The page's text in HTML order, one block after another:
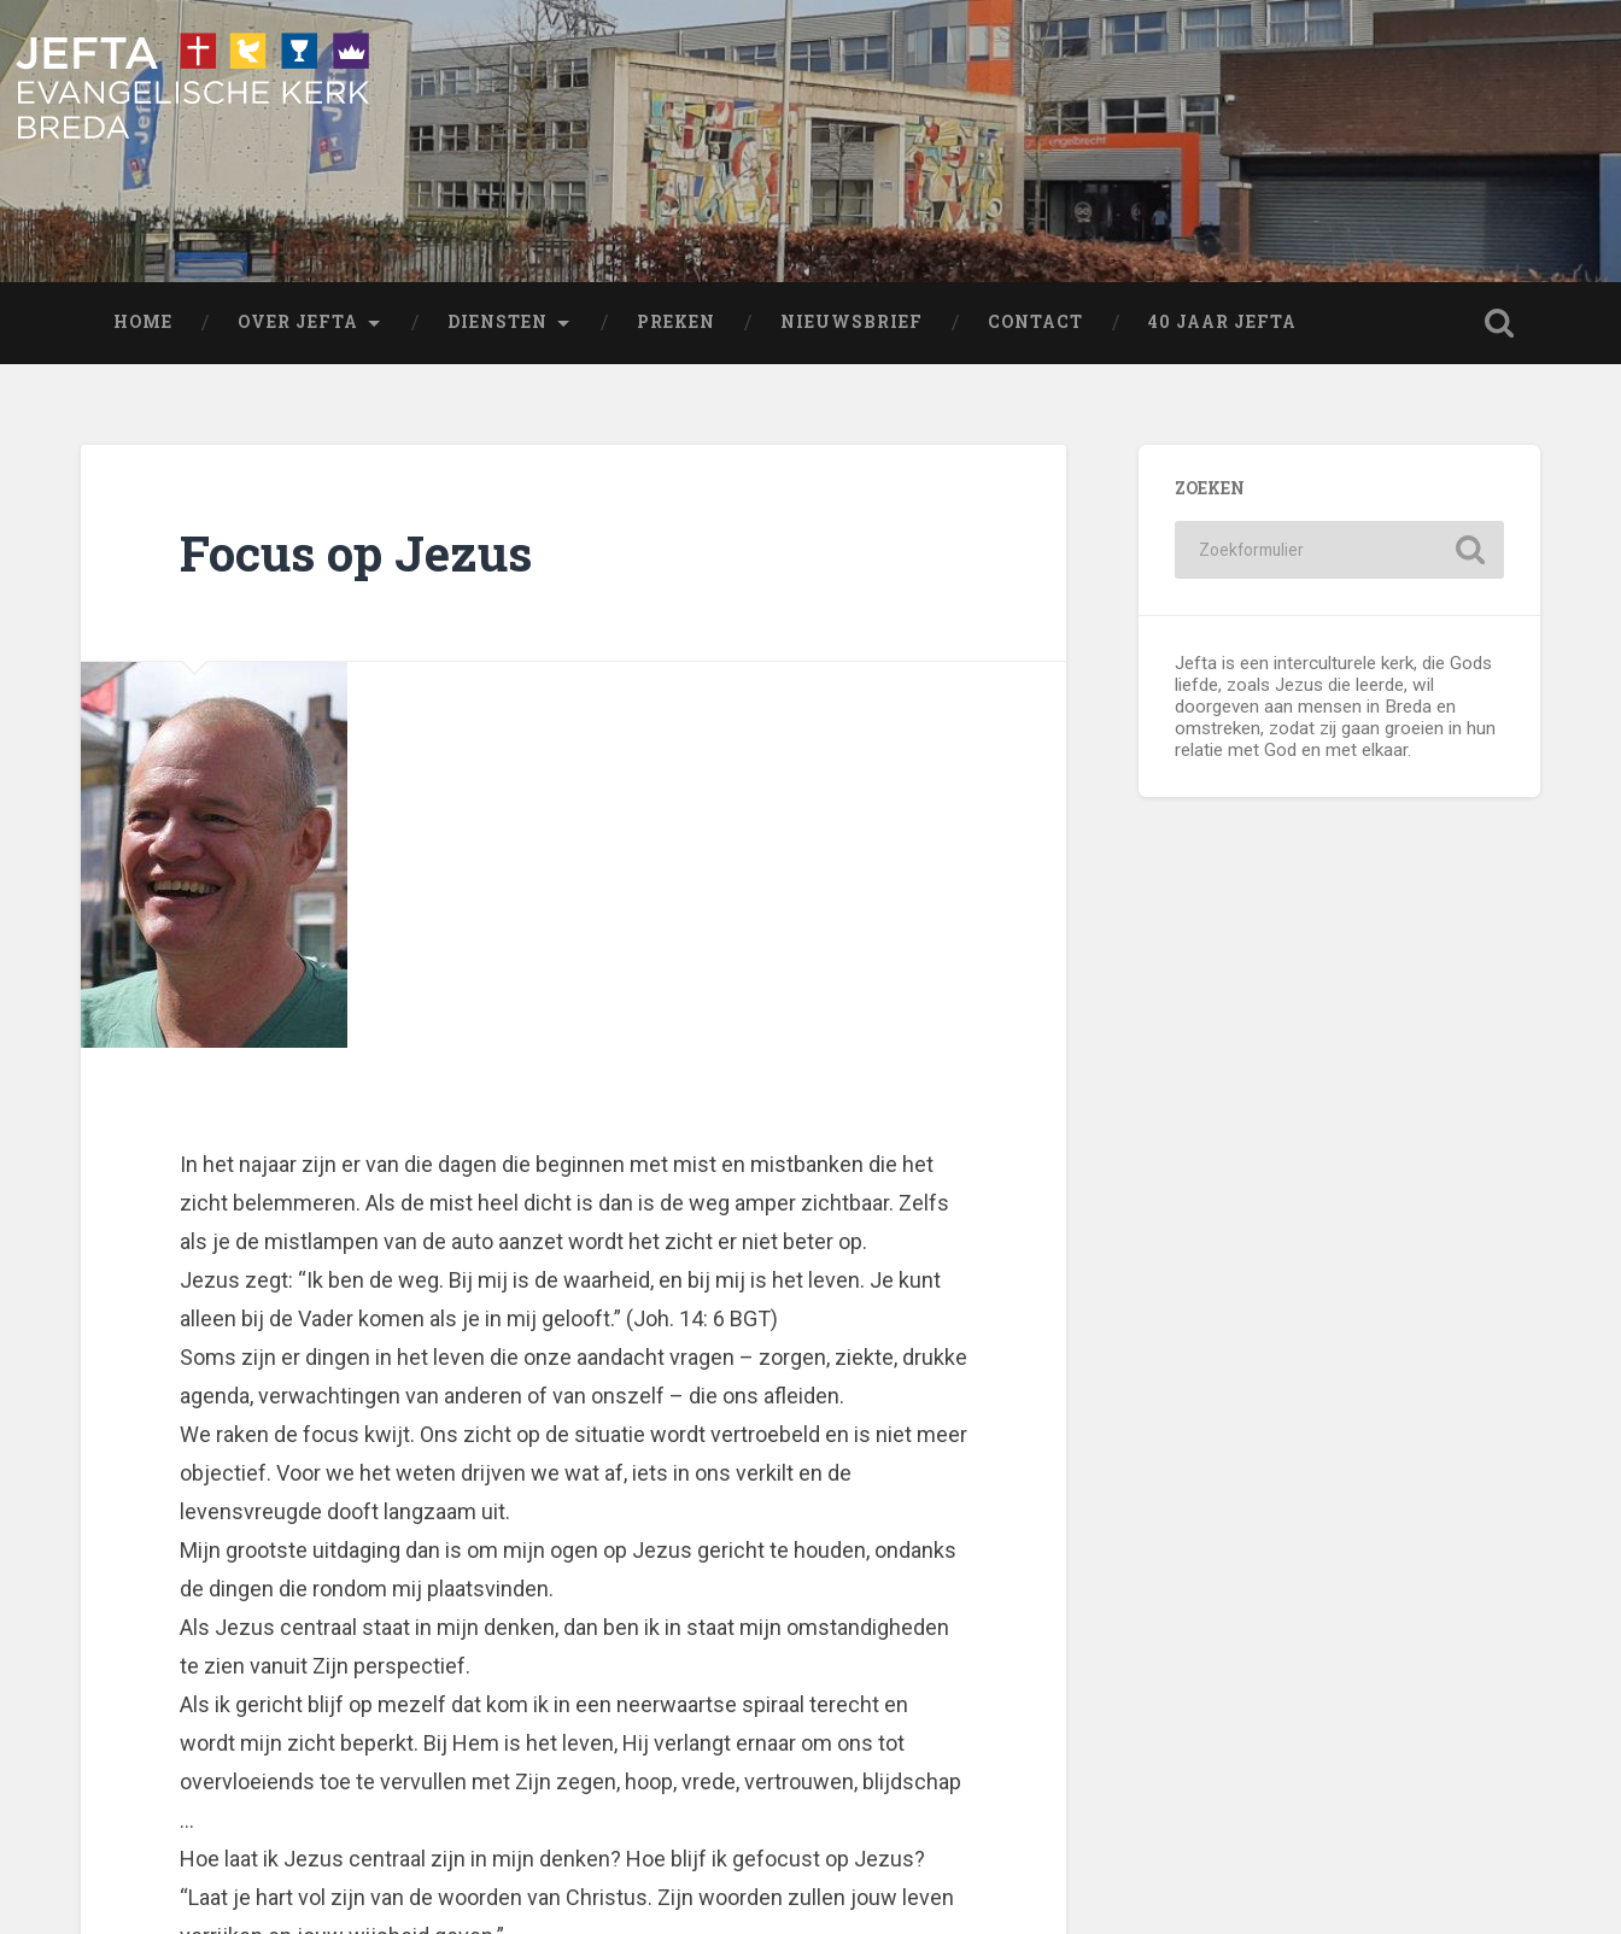
HOME OVER JEFTA DIENSTEN PREKEN NIEUWSBRIEF CONTACT 40 JAAR JEFTA
Focus op Jezus
In het najaar zijn er van die dagen die beginnen met mist en mistbanken die het
zicht belemmeren. Als de mist heel dicht is dan is de weg amper zichtbaar. Zelfs
als je de mistlampen van de auto aanzet wordt het zicht er niet beter op.
Jezus zegt: “Ik ben de weg. Bij mij is de waarheid, en bij mij is het leven. Je kunt
alleen bij de Vader komen als je in mij gelooft.” (Joh. 14: 6 BGT)
Soms zijn er dingen in het leven die onze aandacht vragen – zorgen, ziekte, drukke
agenda, verwachtingen van anderen of van onszelf – die ons afleiden.
We raken de focus kwijt. Ons zicht op de situatie wordt vertroebeld en is niet meer
objectief. Voor we het weten drijven we wat af, iets in ons verkilt en de
levensvreugde dooft langzaam uit.
Mijn grootste uitdaging dan is om mijn ogen op Jezus gericht te houden, ondanks
de dingen die rondom mij plaatsvinden.
Als Jezus centraal staat in mijn denken, dan ben ik in staat mijn omstandigheden
te zien vanuit Zijn perspectief.
Als ik gericht blijf op mezelf dat kom ik in een neerwaartse spiraal terecht en
wordt mijn zicht beperkt. Bij Hem is het leven, Hij verlangt ernaar om ons tot
overvloeiends toe te vervullen met Zijn zegen, hoop, vrede, vertrouwen, blijdschap
…
Hoe laat ik Jezus centraal zijn in mijn denken? Hoe blijf ik gefocust op Jezus?
“Laat je hart vol zijn van de woorden van Christus. Zijn woorden zullen jouw leven
ZOEKEN
Jefta is een interculturele kerk, die Gods
liefde, zoals Jezus die leerde, wil
doorgeven aan mensen in Breda en
omstreken, zodat zij gaan groeien in hun
relatie met God en met elkaar.